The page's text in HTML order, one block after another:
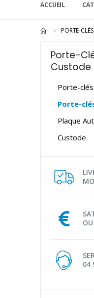
ACCUEIL
PORTE-
Porte-
Custode
Porte-
Porte-
Plaque
Custode
04